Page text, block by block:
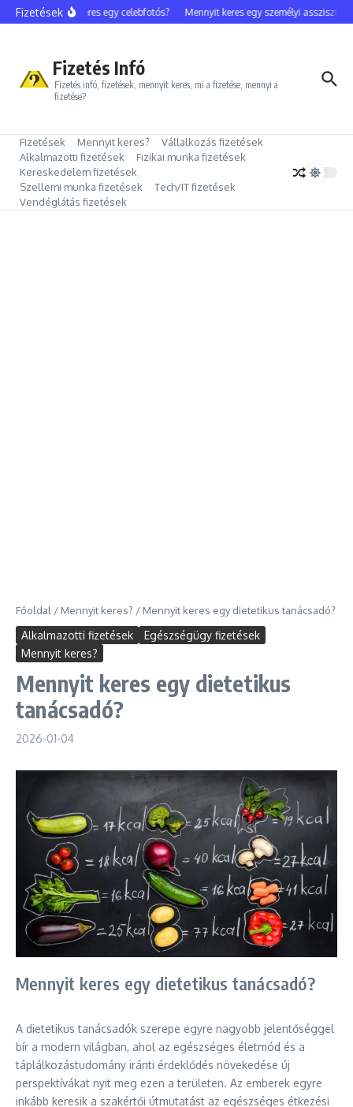
Ugrás a tartalomhoz
Fizetések
Mennyit keres egy celebfotós? Mennyit keres egy személyi asszisztens?
Fizetés Infó
Fizetés infó, fizetések, mennyit keres, mi a fizetése, mennyi a
fizetése?
Fizetések Mennyit keres?
Vállalkozás fizetések
Alkalmazotti fizetések
Fizikai munka fizetések
Kereskedelem fizetések
Szellemi munka fizetések
Tech/IT fizetések
Vendéglátás fizetések
Főoldal / Mennyit keres? / Mennyit keres egy dietetikus tanácsadó?
Alkalmazotti fizetések
Egészségügy fizetések
Mennyit keres?
Mennyit keres egy dietetikus
tanácsadó?
2026-01-04
Mennyit keres egy dietetikus tanácsadó?
A dietetikus tanácsadók szerepe egyre nagyobb jelentőséggel
bír a modern világban, ahol az egészséges életmód és a
táplálkozástudomány iránti érdeklődés növekedése új
perspektívákat nyit meg ezen a területen. Az emberek egyre
inkább keresik a szakértői útmutatást az egészséges étkezési